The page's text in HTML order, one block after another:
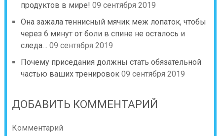
продуктов в мире! 09 сентября 2019
Она зажала теннисный мячик меж лопаток, чтобы
через 6 минут от боли в спине не осталось и
следа… 09 сентября 2019
Почему приседания должны стать обязательной
частью ваших тренировок 09 сентября 2019
ДОБАВИТЬ КОММЕНТАРИЙ
Комментарий